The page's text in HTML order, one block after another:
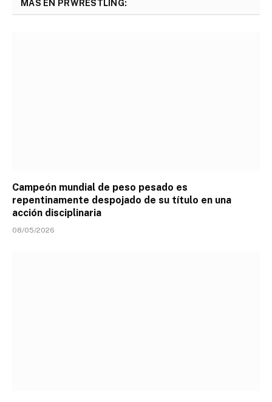
MÁS EN PRWRESTLING:
Campeón mundial de peso pesado es
repentinamente despojado de su título en una
acción disciplinaria
08/05/2026